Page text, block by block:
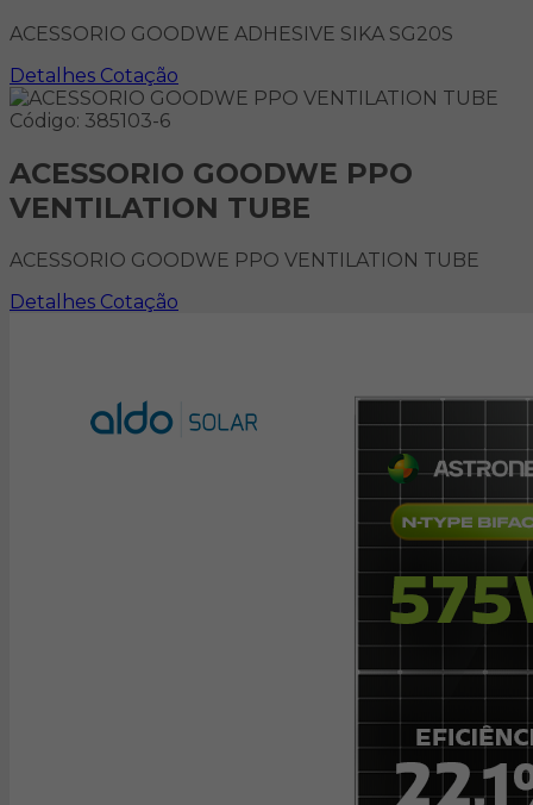
ACESSORIO GOODWE ADHESIVE SIKA SG20S
Detalhes Cotação
Código: 385103-6
ACESSORIO GOODWE PPO
VENTILATION TUBE
ACESSORIO GOODWE PPO VENTILATION TUBE
Detalhes Cotação